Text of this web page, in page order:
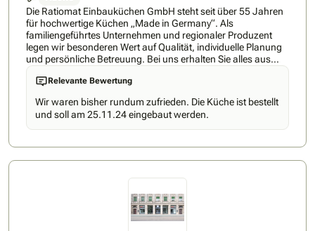
Die Ratiomat Einbauküchen GmbH steht seit über 55 Jahren
für hochwertige Küchen „Made in Germany“. Als
familiengeführtes Unternehmen und regionaler Produzent
legen wir besonderen Wert auf Qualität, individuelle Planung
und persönliche Betreuung. Bei uns erhalten Sie alles aus
einer Hand: von der maßgeschneiderten Planung über die
eigene Produktion bis hin zur fachgerechten Montage.
Unsere Stärke? Flexibilität! Wir passen Ihre Küche perfekt an
Ihre Wünsche und Bedürfnisse an – für ein Zuhause, das
begeistert. Ratiomat: Ihre Küche, unser Handwerk.
Relevante Bewertung
Wir waren bisher rundum zufrieden. Die Küche ist bestellt
und soll am 25.11.24 eingebaut werden.